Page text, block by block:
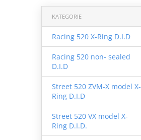
KATEGORIE
Racing 520 X-Ring D.I.D
Racing 520 non- sealed
D.I.D
Street 520 ZVM-X model X-
Ring D.I.D
Street 520 VX model X-
Ring D.I.D.